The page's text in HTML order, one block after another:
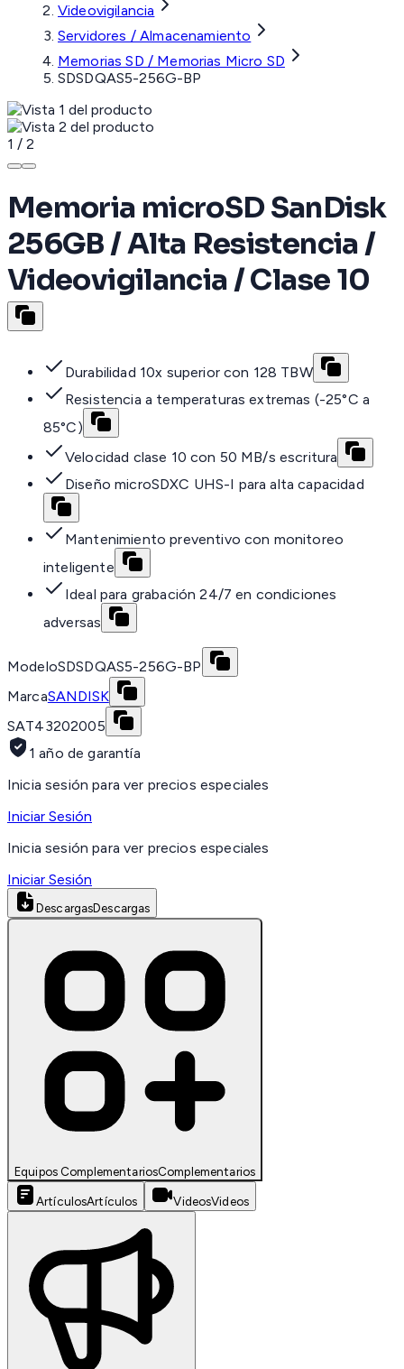
Videovigilancia
Servidores / Almacenamiento
Memorias SD / Memorias Micro SD
SDSDQAS5-256G-BP
1 / 2
Memoria microSD SanDisk
256GB / Alta Resistencia /
Videovigilancia / Clase 10
Durabilidad 10x superior con 128 TBW
Resistencia a temperaturas extremas (-25°C a
85°C)
Velocidad clase 10 con 50 MB/s escritura
Diseño microSDXC UHS-I para alta capacidad
Mantenimiento preventivo con monitoreo
inteligente
Ideal para grabación 24/7 en condiciones
adversas
ModeloSDSDQAS5-256G-BP
MarcaSANDISK
SAT43202005
1 año de garantía
Inicia sesión para ver precios especiales
Iniciar Sesión
Inicia sesión para ver precios especiales
Iniciar Sesión
DescargasDescargas
Equipos ComplementariosComplementarios
ArtículosArtículos VideosVideos